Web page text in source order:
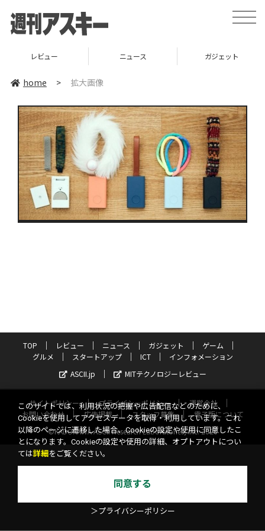
toggle
レビュー ニュース ガジェット
home > 拡大画像
TOP レビュー ニュース ガジェット
ゲーム
グルメ
スタートアップ ICT
インフォメーション
ASCII.jp
MITテクノロジーレビュー
サイトポリシー プライバシーポリシー
運営会社
お問い合わせ
広告掲載 スタッフ募集
電子版について
©KADOKAWA ASCII Research Laboratories, Inc. 2026
このサイトでは、利用状況の把握や広告配信などのために、
Cookieを使用してアクセスデータを取得・利用しています。これ
以降のページに遷移した場合、Cookieの設定や使用に同意したこ
とになります。Cookieの設定や使用の詳細、オプトアウトについ
ては詳細 をご覧ください。
同意する
＞プライバシーポリシー